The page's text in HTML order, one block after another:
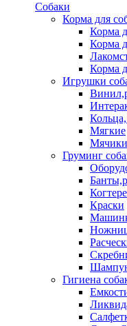
Собаки
Корма для
Корма
Корма
Корма
Игрушки
Мягкие
Мячики
Груминг
Краски
Гигиена